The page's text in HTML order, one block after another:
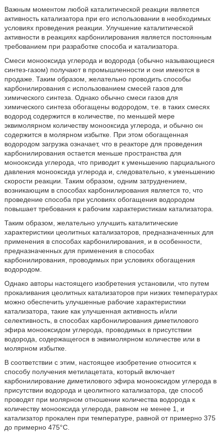
Важным моментом любой каталитической реакции является
активность катализатора при его использовании в необходимых
условиях проведения реакции. Улучшение каталитической
активности в реакциях карбонилирования является постоянным
требованием при разработке способа и катализатора.
Смеси монооксида углерода и водорода (обычно называющиеся
синтез-газом) получают в промышленности и они имеются в
продаже. Таким образом, желательно проводить способы
карбонилирования с использованием смесей газов для
химического синтеза. Однако обычно смеси газов для
химического синтеза обогащены водородом, т.е. в таких смесях
водород содержится в количестве, по меньшей мере
эквимолярном количеству монооксида углерода, и обычно он
содержится в молярном избытке. При этом обогащенная
водородом загрузка означает, что в реакторе для проведения
карбонилирования остается меньше пространства для
монооксида углерода, что приводит к уменьшению парциального
давления монооксида углерода и, следовательно, к уменьшению
скорости реакции. Таким образом, одним затруднением,
возникающим в способах карбонилирования является то, что
проведение способа при условиях обогащения водородом
повышает требования к рабочим характеристикам катализатора.
Таким образом, желательно улучшить каталитические
характеристики цеолитных катализаторов, предназначенных для
применения в способах карбонилирования, и в особенности,
предназначенных для применения в способах
карбонилирования, проводимых при условиях обогащения
водородом.
Однако авторы настоящего изобретения установили, что путем
прокаливания цеолитных катализаторов при низких температурах
можно обеспечить улучшенные рабочие характеристики
катализатора, такие как улучшенная активность и/или
селективность, в способах карбонилирования диметилового
эфира монооксидом углерода, проводимых в присутствии
водорода, содержащегося в эквимолярном количестве или в
молярном избытке.
В соответствии с этим, настоящее изобретение относится к
способу получения метилацетата, который включает
карбонилирование диметилового эфира монооксидом углерода в
присутствии водорода и цеолитного катализатора, где способ
проводят при молярном отношении количества водорода к
количеству монооксида углерода, равном не менее 1, и
катализатор прокален при температуре, равной от примерно 375
до примерно 475°С.